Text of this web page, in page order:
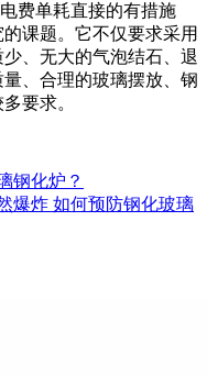
费单耗直接的有措施
课题。它不仅要求采用
、无大的气泡结石、退
、合理的玻璃摆放、钢
要求。
钢化炉？
爆炸 如何预防钢化玻璃